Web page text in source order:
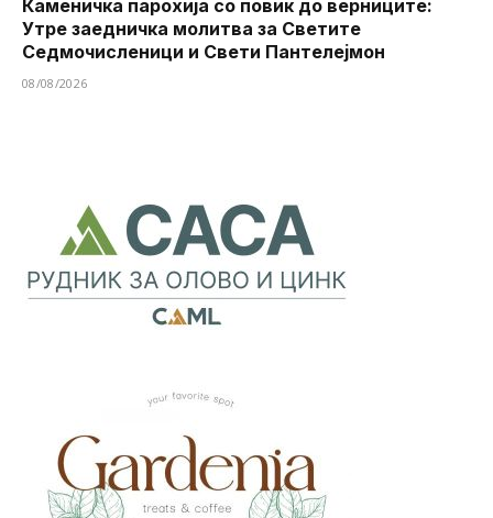
Каменичка парохија со повик до верниците:
Утре заедничка молитва за Светите
Седмочисленици и Свети Пантелејмон
08/08/2026